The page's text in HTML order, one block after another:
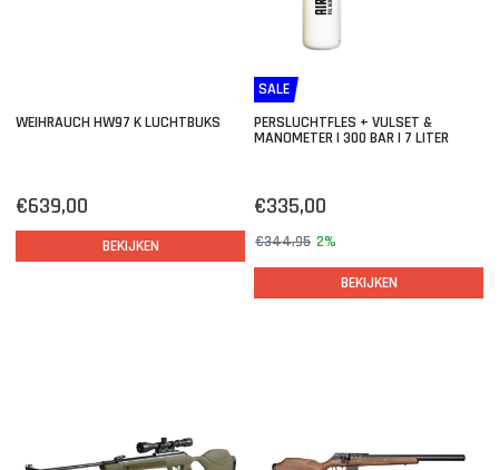
WEIHRAUCH HW97 K LUCHTBUKS
€639,00
BEKIJKEN
SALE
PERSLUCHTFLES + VULSET &
MANOMETER | 300 BAR | 7 LITER
€335,00
€344,95 2%
BEKIJKEN